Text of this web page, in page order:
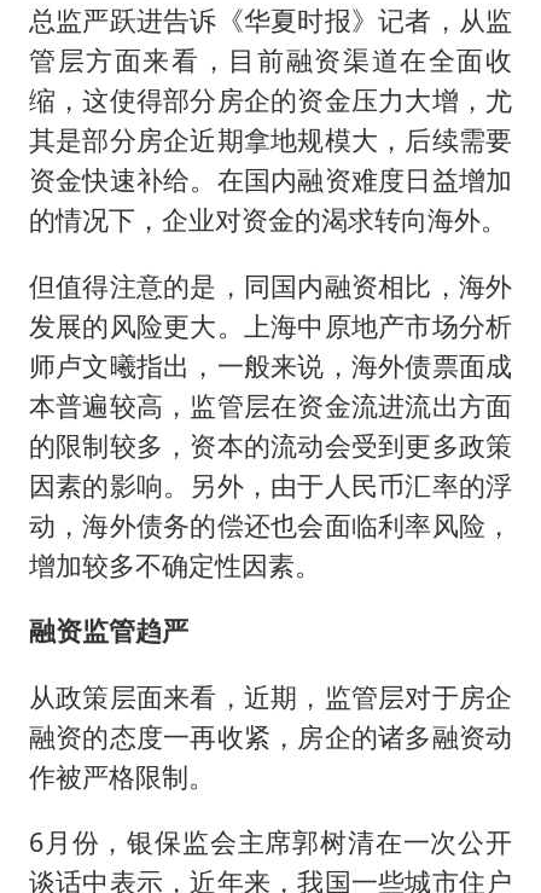
总监严跃进告诉《华夏时报》记者，从监
管层方面来看，目前融资渠道在全面收
缩，这使得部分房企的资金压力大增，尤
其是部分房企近期拿地规模大，后续需要
资金快速补给。在国内融资难度日益增加
的情况下，企业对资金的渴求转向海外。
但值得注意的是，同国内融资相比，海外
发展的风险更大。上海中原地产市场分析
师卢文曦指出，一般来说，海外债票面成
本普遍较高，监管层在资金流进流出方面
的限制较多，资本的流动会受到更多政策
因素的影响。另外，由于人民币汇率的浮
动，海外债务的偿还也会面临利率风险，
增加较多不确定性因素。
融资监管趋严
从政策层面来看，近期，监管层对于房企
融资的态度一再收紧，房企的诸多融资动
作被严格限制。
6月份，银保监会主席郭树清在一次公开
谈话中表示，近年来，我国一些城市住户